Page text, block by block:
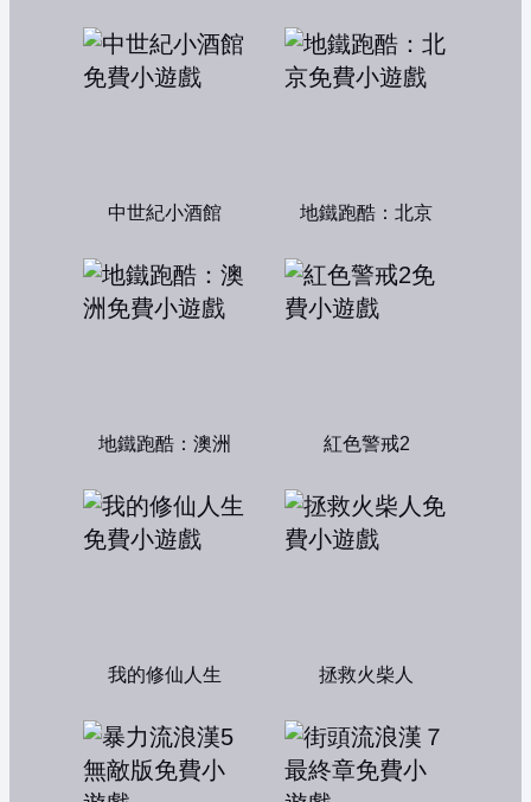
中世紀小酒館 地鐵跑酷：北京
地鐵跑酷：澳洲 紅色警戒2
我的修仙人生 拯救火柴人